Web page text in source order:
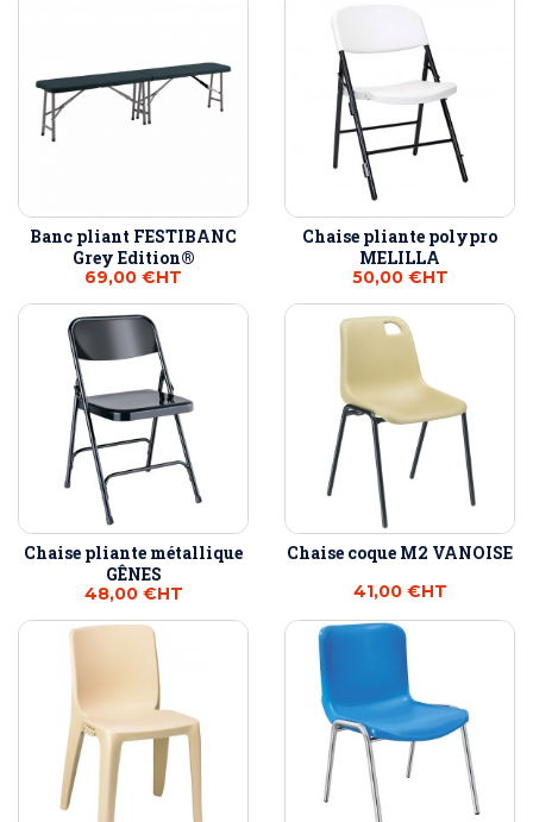
Banc pliant FESTIBANC
Grey Edition®
69,00 €HT
Chaise pliante polypro
MELILLA
50,00 €HT
Chaise pliante métallique
GÊNES
48,00 €HT
Chaise coque M2 VANOISE
41,00 €HT